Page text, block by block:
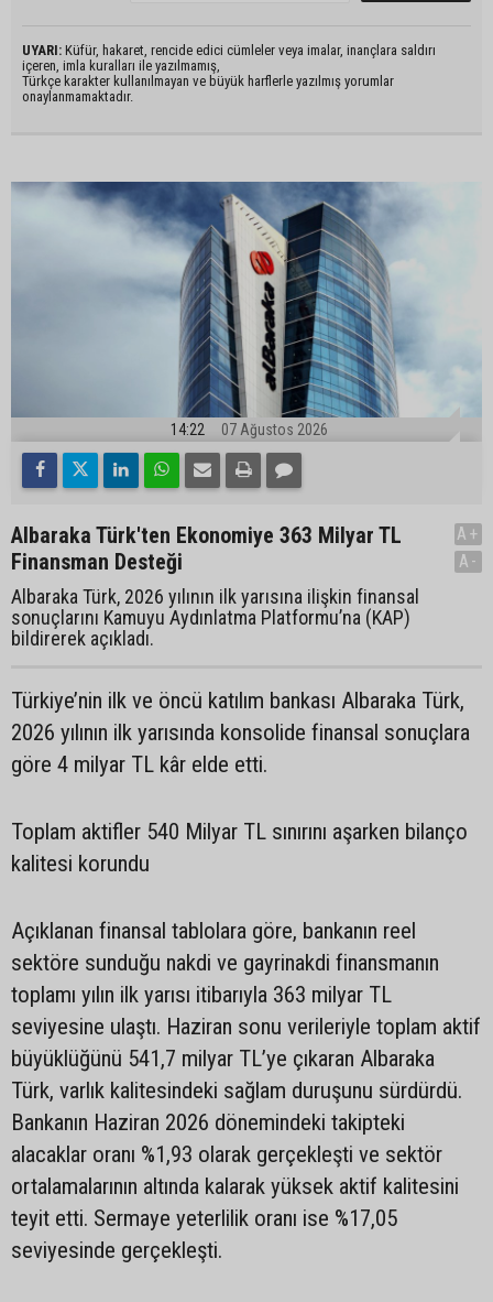
UYARI: Küfür, hakaret, rencide edici cümleler veya imalar, inançlara saldırı
içeren, imla kuralları ile yazılmamış,
Türkçe karakter kullanılmayan ve büyük harflerle yazılmış yorumlar
onaylanmamaktadır.
14:22 07 Ağustos 2026
Albaraka Türk'ten Ekonomiye 363 Milyar TL
Finansman Desteği
Albaraka Türk, 2026 yılının ilk yarısına ilişkin finansal
sonuçlarını Kamuyu Aydınlatma Platformu’na (KAP)
bildirerek açıkladı.
A+
A-
Türkiye’nin ilk ve öncü katılım bankası Albaraka Türk,
2026 yılının ilk yarısında konsolide finansal sonuçlara
göre 4 milyar TL kâr elde etti.
Toplam aktifler 540 Milyar TL sınırını aşarken bilanço
kalitesi korundu
Açıklanan finansal tablolara göre, bankanın reel
sektöre sunduğu nakdi ve gayrinakdi finansmanın
toplamı yılın ilk yarısı itibarıyla 363 milyar TL
seviyesine ulaştı. Haziran sonu verileriyle toplam aktif
büyüklüğünü 541,7 milyar TL’ye çıkaran Albaraka
Türk, varlık kalitesindeki sağlam duruşunu sürdürdü.
Bankanın Haziran 2026 dönemindeki takipteki
alacaklar oranı %1,93 olarak gerçekleşti ve sektör
ortalamalarının altında kalarak yüksek aktif kalitesini
teyit etti. Sermaye yeterlilik oranı ise %17,05
seviyesinde gerçekleşti.